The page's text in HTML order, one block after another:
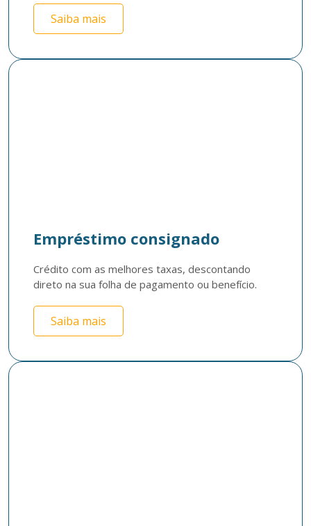
Saiba mais
Empréstimo consignado
Crédito com as melhores taxas, descontando
direto na sua folha de pagamento ou benefício.
Saiba mais